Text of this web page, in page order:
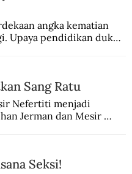
angka kematian
Upaya pendidikan dukun
Sang Ratu
Nefertiti menjadi
Jerman dan Mesir
Seksi!